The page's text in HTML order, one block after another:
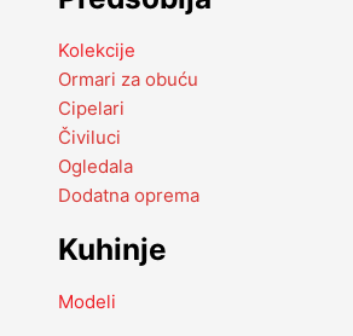
Kolekcije
Ormari za obuću
Cipelari
Čiviluci
Ogledala
Dodatna oprema
Kuhinje
Modeli